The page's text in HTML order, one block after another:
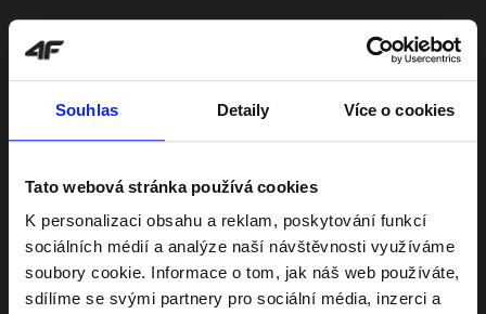
Souhlas Detaily Více o cookies
Tato webová stránka používá cookies
K personalizaci obsahu a reklam, poskytování funkcí
sociálních médií a analýze naší návštěvnosti využíváme
soubory cookie. Informace o tom, jak náš web používáte,
sdílíme se svými partnery pro sociální média, inzerci a